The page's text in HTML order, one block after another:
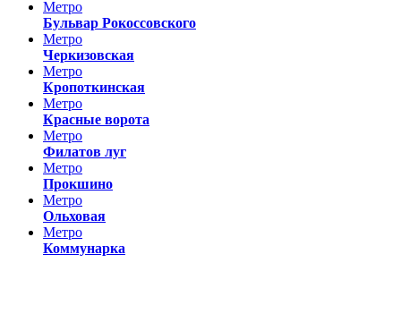
Метро
Бульвар Рокоссовского
Метро
Черкизовская
Метро
Кропоткинская
Метро
Красные ворота
Метро
Филатов луг
Метро
Прокшино
Метро
Ольховая
Метро
Коммунарка